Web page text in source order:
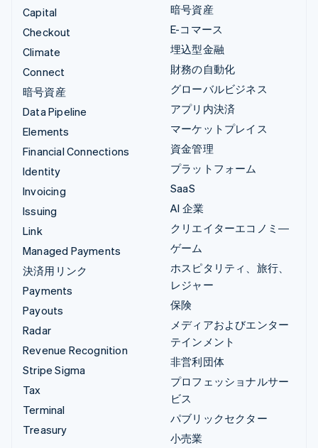
Capital
Checkout
Climate
Connect
暗号資産
Data Pipeline
Elements
Financial Connections
Identity
Invoicing
Issuing
Link
Managed Payments
決済用リンク
Payments
Payouts
Radar
Revenue Recognition
Stripe Sigma
Tax
Terminal
Treasury
暗号資産
E-コマース
埋込型金融
財務の自動化
グローバルビジネス
アプリ内決済
マーケットプレイス
資金管理
プラットフォーム
SaaS
AI 企業
クリエイターエコノミ―
ゲーム
ホスピタリティ、旅行、
レジャー
保険
メディアおよびエンター
テインメント
非営利団体
プロフェッショナルサー
ビス
パブリックセクター
小売業